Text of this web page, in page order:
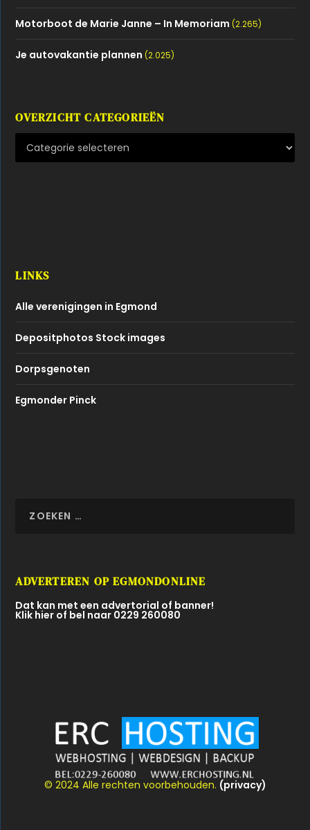
Motorboot de Marie Janne – In Memoriam (2.265)
Je autovakantie plannen (2.025)
OVERZICHT CATEGORIEËN
LINKS
Alle verenigingen in Egmond
Depositphotos Stock images
Dorpsgenoten
Egmonder Pinck
ADVERTEREN OP EGMONDONLINE
Dat kan met een advertorial of banner!
Klik hier of bel naar 0229 260080
© 2024 Alle rechten voorbehouden. (privacy)